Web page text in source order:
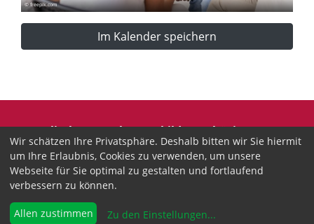
© freepik.com
Im Kalender speichern
Evangelische Erwachsenenbildung Thüringen
Wir sind anerkannter freier Träger der
Erwachsenenbildung in Thüringen.
Landesgeschäftsstelle
Drei-Gleichen-Straße 35a
99192 Neudietendorf
Wir schätzen Ihre Privatsphäre. Deshalb bitten wir Sie hiermit
um Ihre Erlaubnis, Cookies zu verwenden, um unsere
Webseite für Sie optimal zu gestalten und fortlaufend
verbessern zu können.
Allen zustimmen Zu den Einstellungen...